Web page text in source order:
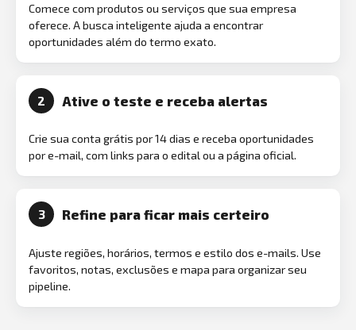
Comece com produtos ou serviços que sua empresa
oferece. A busca inteligente ajuda a encontrar
oportunidades além do termo exato.
2 Ative o teste e receba alertas
Crie sua conta grátis por 14 dias e receba oportunidades
por e-mail, com links para o edital ou a página oficial.
3 Refine para ficar mais certeiro
Ajuste regiões, horários, termos e estilo dos e-mails. Use
favoritos, notas, exclusões e mapa para organizar seu
pipeline.